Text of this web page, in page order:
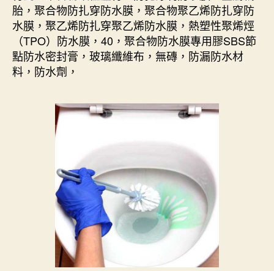
胎，聚合物防扎穿防水膜，聚合物聚乙烯防扎穿防
水膜，聚乙烯防扎穿聚乙烯防水膜，熱塑性聚烯烴
（TPO）防水膜，40，聚合物防水膜專用膠SBS節
點防水密封膏，玻璃纖維布，無磚，防漏防水材
料，防水劑，